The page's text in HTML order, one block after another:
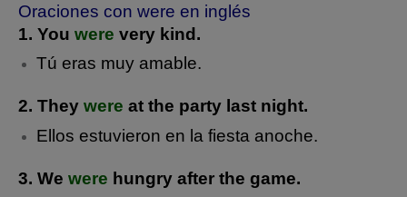
Oraciones con were en inglés
1. You were very kind.
Tú eras muy amable.
2. They were at the party last night.
Ellos estuvieron en la fiesta anoche.
3. We were hungry after the game.